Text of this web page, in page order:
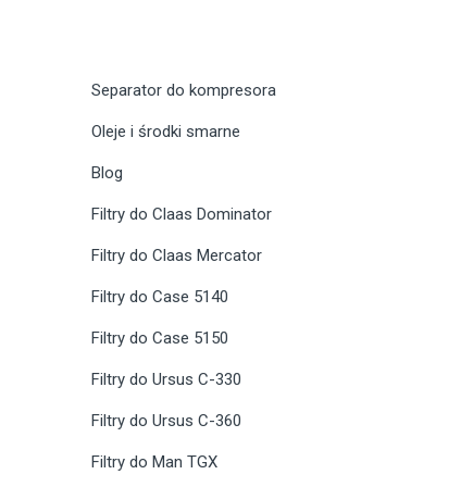
Separator do kompresora
Oleje i środki smarne
Blog
Filtry do Claas Dominator
Filtry do Claas Mercator
Filtry do Case 5140
Filtry do Case 5150
Filtry do Ursus C-330
Filtry do Ursus C-360
Filtry do Man TGX